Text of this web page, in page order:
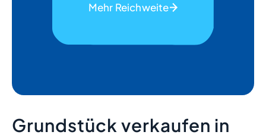
Mehr Reichweite
Grundstück verkaufen in